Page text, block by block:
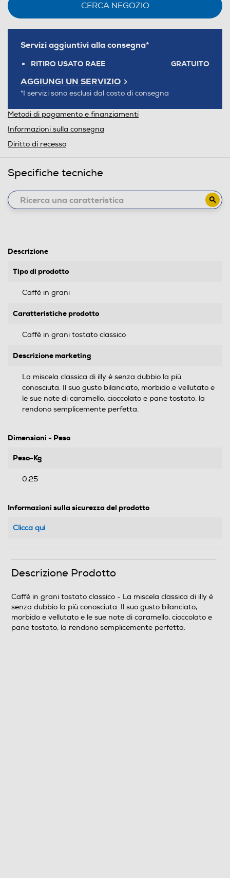
CERCA NEGOZIO
Servizi aggiuntivi alla consegna*
RITIRO USATO RAEE GRATUITO
AGGIUNGI UN SERVIZIO
*I servizi sono esclusi dal costo di consegna
Metodi di pagamento e finanziamenti
Informazioni sulla consegna
Diritto di recesso
Specifiche tecniche
Descrizione
Tipo di prodotto
Caffè in grani
Caratteristiche prodotto
Caffè in grani tostato classico
Descrizione marketing
La miscela classica di illy è senza dubbio la più
conosciuta. Il suo gusto bilanciato, morbido e vellutato e
le sue note di caramello, cioccolato e pane tostato, la
rendono semplicemente perfetta.
Dimensioni - Peso
Peso-Kg
0,25
Informazioni sulla sicurezza del prodotto
Clicca qui
Descrizione Prodotto
Caffè in grani tostato classico - La miscela classica di illy è
senza dubbio la più conosciuta. Il suo gusto bilanciato,
morbido e vellutato e le sue note di caramello, cioccolato e
pane tostato, la rendono semplicemente perfetta.